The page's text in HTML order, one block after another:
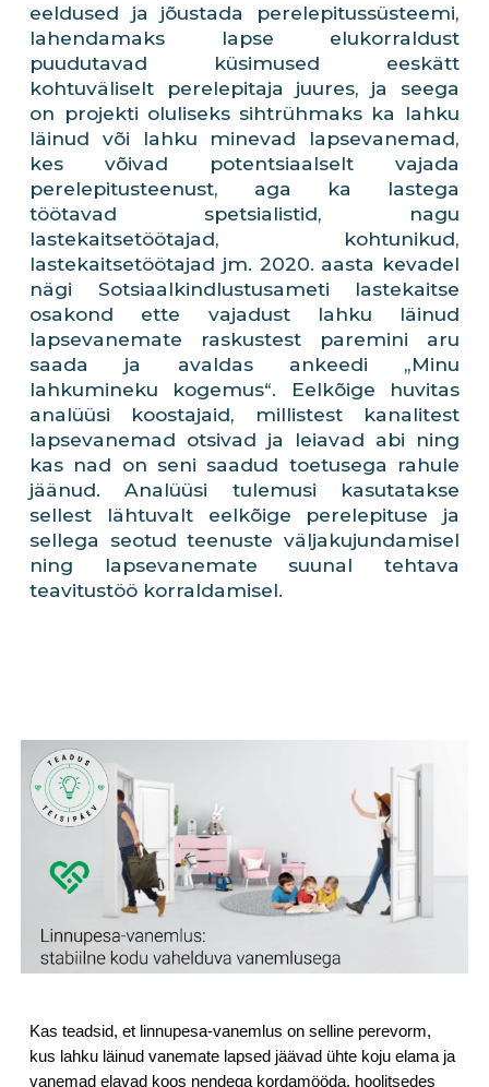
eeldused ja jõustada perelepitussüsteemi,
lahendamaks lapse elukorraldust
puudutavad küsimused eeskätt
kohtuväliselt perelepitaja juures, ja seega
on projekti oluliseks sihtrühmaks ka lahku
läinud või lahku minevad lapsevanemad,
kes võivad potentsiaalselt vajada
perelepitusteenust, aga ka lastega
töötavad spetsialistid, nagu
lastekaitsetöötajad, kohtunikud,
lastekaitsetöötajad jm. 2020. aasta kevadel
nägi Sotsiaalkindlustusameti lastekaitse
osakond ette vajadust lahku läinud
lapsevanemate raskustest paremini aru
saada ja avaldas ankeedi „Minu
lahkumineku kogemus“. Eelkõige huvitas
analüüsi koostajaid, millistest kanalitest
lapsevanemad otsivad ja leiavad abi ning
kas nad on seni saadud toetusega rahule
jäänud. Analüüsi tulemusi kasutatakse
sellest lähtuvalt eelkõige perelepituse ja
sellega seotud teenuste väljakujundamisel
ning lapsevanemate suunal tehtava
teavitustöö korraldamisel.
Kas teadsid, et linnupesa-vanemlus on selline perevorm,
kus lahku läinud vanemate lapsed jäävad ühte koju elama ja
vanemad elavad koos nendega kordamööda, hoolitsedes